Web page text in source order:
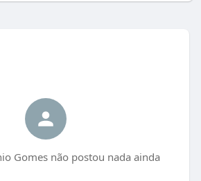
Gomes não postou nada ainda